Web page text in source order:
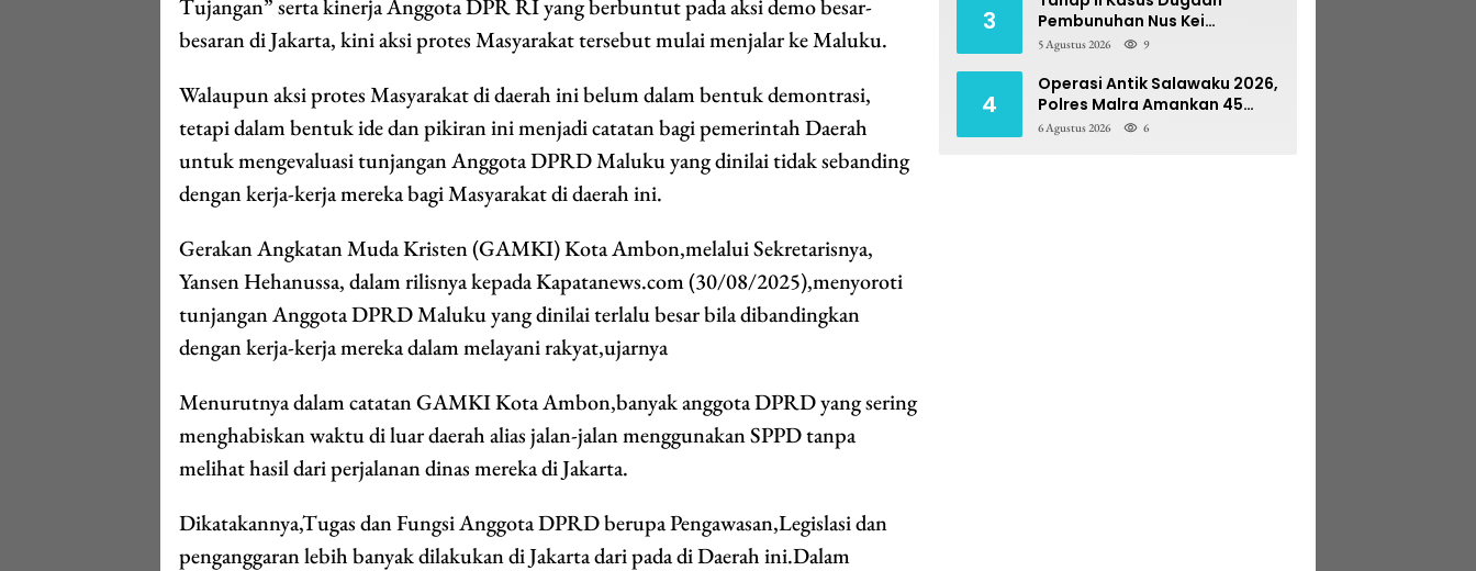
Tujangan” serta kinerja Anggota DPR RI yang berbuntut pada aksi demo besar-
besaran di Jakarta, kini aksi protes Masyarakat tersebut mulai menjalar ke Maluku.
Walaupun aksi protes Masyarakat di daerah ini belum dalam bentuk demontrasi,
tetapi dalam bentuk ide dan pikiran ini menjadi catatan bagi pemerintah Daerah
untuk mengevaluasi tunjangan Anggota DPRD Maluku yang dinilai tidak sebanding
dengan kerja-kerja mereka bagi Masyarakat di daerah ini.
Gerakan Angkatan Muda Kristen (GAMKI) Kota Ambon,melalui Sekretarisnya,
Yansen Hehanussa, dalam rilisnya kepada Kapatanews.com (30/08/2025),menyoroti
tunjangan Anggota DPRD Maluku yang dinilai terlalu besar bila dibandingkan
dengan kerja-kerja mereka dalam melayani rakyat,ujarnya
Menurutnya dalam catatan GAMKI Kota Ambon,banyak anggota DPRD yang sering
menghabiskan waktu di luar daerah alias jalan-jalan menggunakan SPPD tanpa
melihat hasil dari perjalanan dinas mereka di Jakarta.
Dikatakannya,Tugas dan Fungsi Anggota DPRD berupa Pengawasan,Legislasi dan
penganggaran lebih banyak dilakukan di Jakarta dari pada di Daerah ini.Dalam
3
Pembunuhan Nus Kei
Dilimpahkan ke PN Ambon
5 Agustus 2026 9
4
Operasi Antik Salawaku 2026,
Polres Malra Amankan 45
Liter Sopi
6 Agustus 2026 6